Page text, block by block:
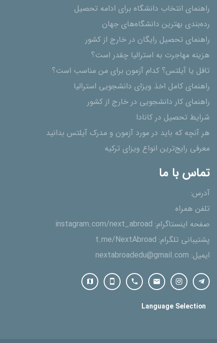
راهنمای انتخاب دانشگاه برای ادامه تحصیل
رده‌بندی بهترین دانشگاه‌های جهان
راهنمای تحصیل رایگان در خارج از کشور
هزینه مهاجرت به استرالیا چقدر است؟
تافل یا آیلتس؟ کدام آزمون برای من مناسب است؟
راهنمای کامل اخذ ویزای دانشجویی استرالیا
راهنمای کار دانشجویی در خارج از کشور
شرایط تحصیل در کانادا
هر آنچه که باید در مورد آزمون و مدرک آیلتس بدانید
معرفی رایج‌ترین انواع ویزای ترکیه
تماس با ما
آدرس:
تلفن همراه
صفحه اینستاگرام: instagram.com/next_abroad
پشتیبانی تلگرام: t.me/NextAbroad
ایمیل: nextabroadedu@gmail.com
Language Selection